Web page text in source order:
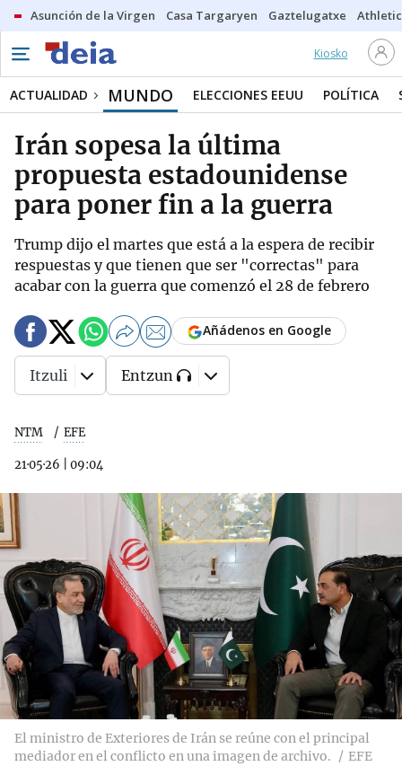
Asunción de la Virgen Casa Targaryen Gaztelugatxe Athletic
Kiosko
ACTUALIDAD MUNDO ELECCIONES EEUU POLÍTICA
Irán sopesa la última
propuesta estadounidense
para poner fin a la guerra
Trump dijo el martes que está a la espera de recibir
respuestas y que tienen que ser "correctas" para
acabar con la guerra que comenzó el 28 de febrero
NTM EFE
21·05·26 09:04
Añádenos en Google
Itzuli Entzun
El ministro de Exteriores de Irán se reúne con el principal
mediador en el conflicto en una imagen de archivo.
EFE